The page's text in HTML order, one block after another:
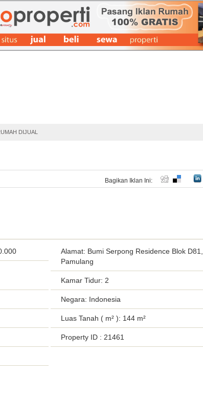
DIJUAL
Bagikan Iklan Ini:
Alamat: Bumi Serpong Residence Blok D81,
Pamulang
Kamar Tidur: 2
Negara: Indonesia
Luas Tanah ( m² ): 144 m²
Property ID : 21461